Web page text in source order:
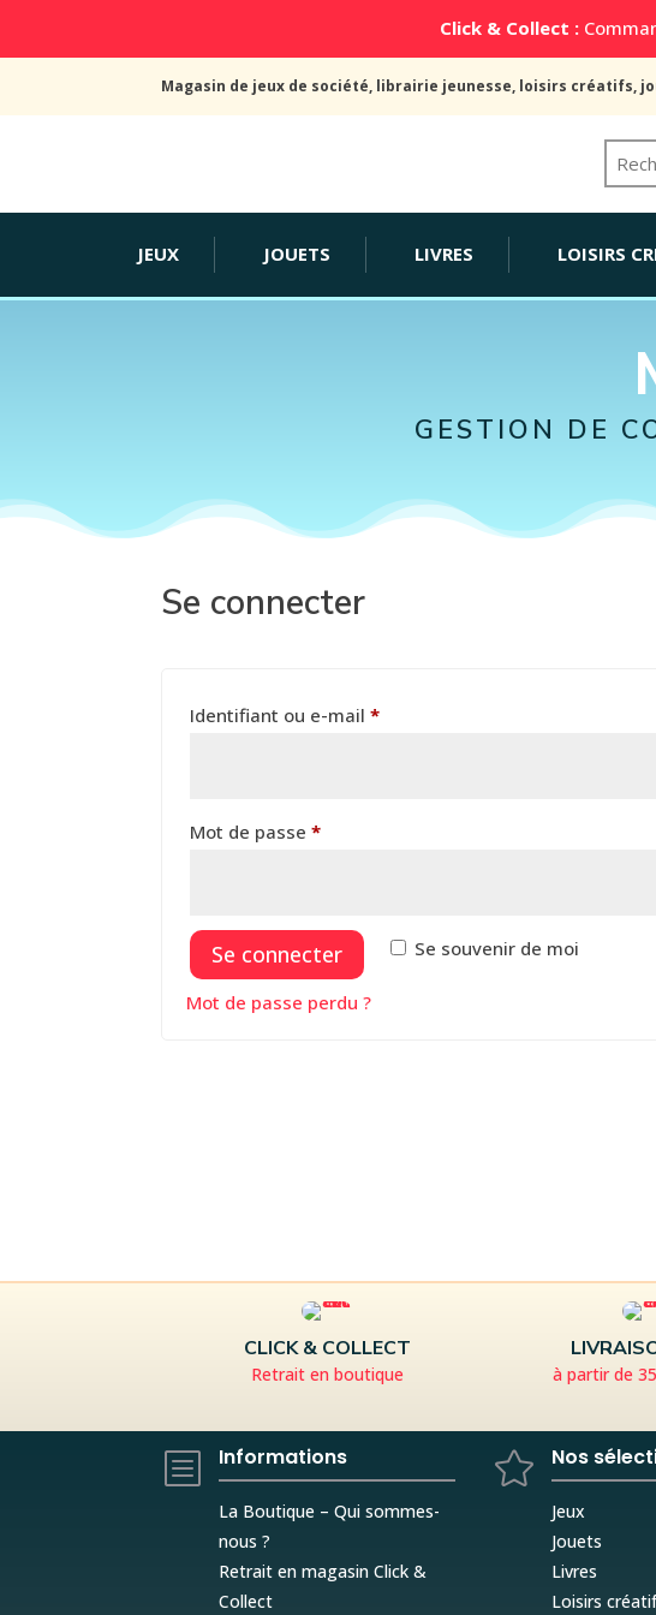
Click & Collect :
Magasin de jeux de société, librairie jeunesse, loisirs créatifs,
JEUX JOUETS LIVRES LOISIRS
GESTION DE
Se connecter
Identifiant ou e-mail*Obligatoire
Mot de passe*Obligatoire
Se souvenir de moi
Se connecter
Mot de passe perdu ?
CLICK & COLLECT
Retrait en boutique à partir de
b Informations
La Boutique – Qui sommes-
nous ?
Retrait en magasin Click &
Collect
 Nos
Jeux
Jouets
Livres
Loisirs